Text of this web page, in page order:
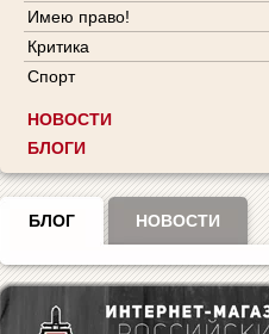
Имею право!
Критика
Спорт
НОВОСТИ
БЛОГИ
БЛОГ НОВОСТИ